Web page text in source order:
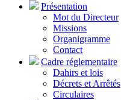
Présentation
Mot du Directeur
Missions
Organigramme
Contact
Cadre réglementaire
Dahirs et lois
Décrets et Arrêtés
Circulaires